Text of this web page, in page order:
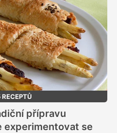
RECEPTŮ
přípravu
experimentovat se